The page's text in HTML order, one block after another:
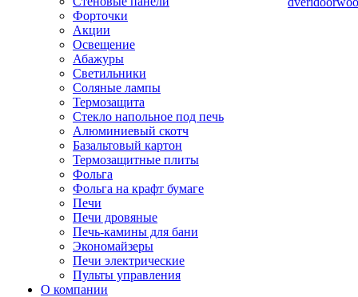
Форточки
Акции
Освещение
Абажуры
Светильники
Соляные лампы
Термозащита
Стекло напольное под печь
Алюминиевый скотч
Базальтовый картон
Термозащитные плиты
Фольга
Фольга на крафт бумаге
Печи
Печи дровяные
Печь-камины для бани
Экономайзеры
Печи электрические
Пульты управления
О компании